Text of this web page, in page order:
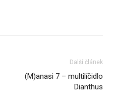
Další článek
(M)anasi 7 – multilíčidlo
Dianthus